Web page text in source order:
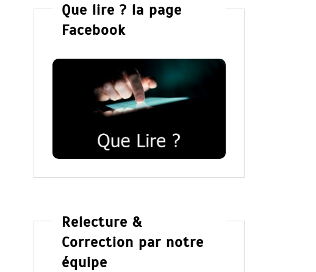
Que lire ? la page
Facebook
Relecture &
Correction par notre
équipe